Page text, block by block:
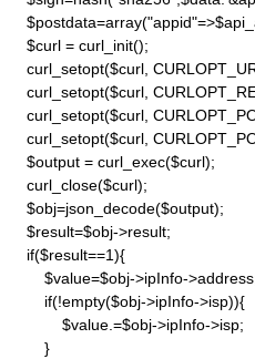
    $curl = curl_init();
curl_setopt($curl,
curl_setopt($curl,
curl_setopt($curl,
curl_setopt($curl,
    $output = curl_exec($curl);
    curl_close($curl);
    $obj=json_decode($output);
    $result=$obj->result;
    if($result==1){
$value=$obj->ipInfo-
        if(!empty($obj->ipInfo->isp)){
            $value.=$obj->ipInfo->isp;
        }